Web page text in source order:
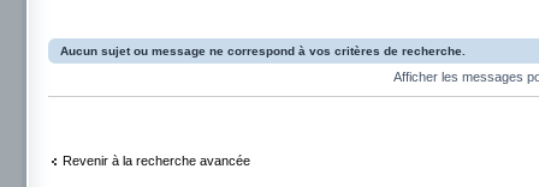
Aucun sujet ou message ne correspond à vos critères de recherche.
Afficher les messages
Revenir à la recherche avancée